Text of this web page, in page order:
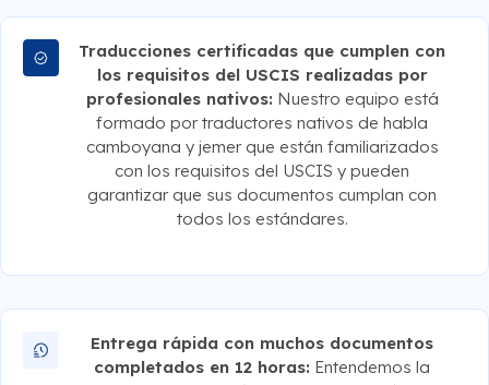
Traducciones certificadas que cumplen con
los requisitos del USCIS realizadas por
profesionales nativos: Nuestro equipo está
formado por traductores nativos de habla
camboyana y jemer que están familiarizados
con los requisitos del USCIS y pueden
garantizar que sus documentos cumplan con
todos los estándares.
Entrega rápida con muchos documentos
completados en 12 horas: Entendemos la